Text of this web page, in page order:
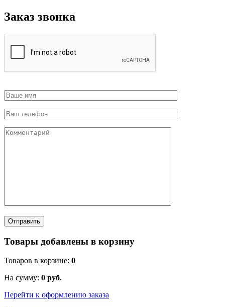
Заказ звонка
Товары добавлены в корзину
Товаров в корзине: 0
На сумму: 0 руб.
Перейти к оформлению заказа